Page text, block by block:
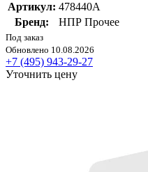
Артикул: 478440А
Бренд:
НПР Прочее
Под заказ
Обновлено 10.08.2026
+7 (495) 943-29-27
Уточнить цену